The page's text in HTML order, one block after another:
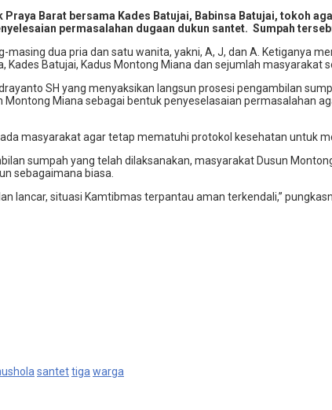
Praya Barat bersama Kades Batujai, Babinsa Batujai, tokoh
permasalahan dugaan dukun santet. Sumpah
dua pria dan satu wanita, yakni, A, J, dan A. Ketiganya
Kades Batujai, Kadus Montong Miana dan sejumlah masyarakat
SH yang menyaksikan langsun prosesi pengambilan
Montong Miana sebagai bentuk penyeselasaian
masyarakat agar tetap mematuhi protokol kesehatan untuk
sumpah yang telah dilaksanakan, masyarakat Dusun
sebagaimana biasa.
lancar, situasi Kamtibmas terpantau aman terkendali,”
santettiga warga